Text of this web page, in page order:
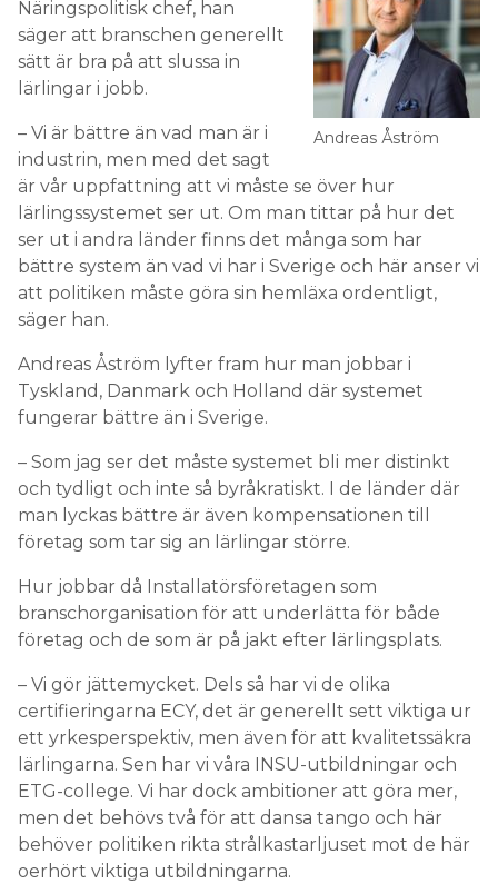
Andreas Åström
Näringspolitisk chef, han
säger att branschen generellt
sätt är bra på att slussa in
lärlingar i jobb.
– Vi är bättre än vad man är i
industrin, men med det sagt
är vår uppfattning att vi måste se över hur
lärlingssystemet ser ut. Om man tittar på hur det
ser ut i andra länder finns det många som har
bättre system än vad vi har i Sverige och här anser vi
att politiken måste göra sin hemläxa ordentligt,
säger han.
Andreas Åström lyfter fram hur man jobbar i
Tyskland, Danmark och Holland där systemet
fungerar bättre än i Sverige.
– Som jag ser det måste systemet bli mer distinkt
och tydligt och inte så byråkratiskt. I de länder där
man lyckas bättre är även kompensationen till
företag som tar sig an lärlingar större.
Hur jobbar då Installatörsföretagen som
branschorganisation för att underlätta för både
företag och de som är på jakt efter lärlingsplats.
– Vi gör jättemycket. Dels så har vi de olika
certifieringarna ECY, det är generellt sett viktiga ur
ett yrkesperspektiv, men även för att kvalitetssäkra
lärlingarna. Sen har vi våra INSU-utbildningar och
ETG-college. Vi har dock ambitioner att göra mer,
men det behövs två för att dansa tango och här
behöver politiken rikta strålkastarljuset mot de här
oerhört viktiga utbildningarna.